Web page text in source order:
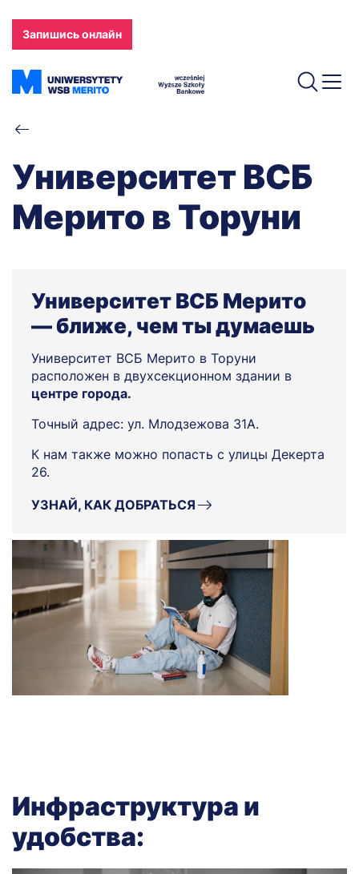
main
content
Запишись онлайн
Breadcrumb
Университет ВСБ
Мерито в Торуни
Университет ВСБ Мерито
— ближе, чем ты думаешь
Университет ВСБ Мерито в Торуни
расположен в двухсекционном здании в
центре города.
Точный адрес: ул. Млодзежова 31A.
К нам также можно попасть с улицы Декерта
26.
УЗНАЙ, КАК ДОБРАТЬСЯ
Инфраструктура и
удобства: